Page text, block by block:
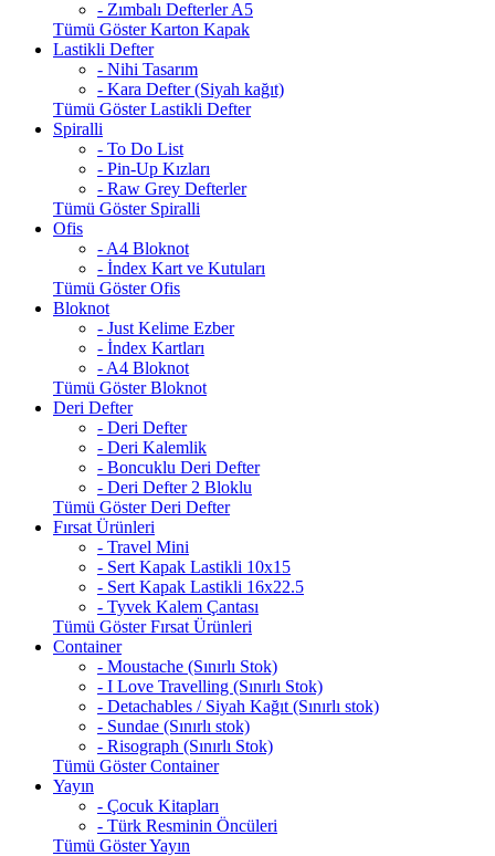
- Zımbalı Defterler A5
Tümü Göster Karton Kapak
Lastikli Defter
- Nihi Tasarım
- Kara Defter (Siyah kağıt)
Tümü Göster Lastikli Defter
Spiralli
- To Do List
- Pin-Up Kızları
- Raw Grey Defterler
Tümü Göster Spiralli
Ofis
- A4 Bloknot
- İndex Kart ve Kutuları
Tümü Göster Ofis
Bloknot
- Just Kelime Ezber
- İndex Kartları
- A4 Bloknot
Tümü Göster Bloknot
Deri Defter
- Deri Defter
- Deri Kalemlik
- Boncuklu Deri Defter
- Deri Defter 2 Bloklu
Tümü Göster Deri Defter
Fırsat Ürünleri
- Travel Mini
- Sert Kapak Lastikli 10x15
- Sert Kapak Lastikli 16x22.5
- Tyvek Kalem Çantası
Tümü Göster Fırsat Ürünleri
Container
- Moustache (Sınırlı Stok)
- I Love Travelling (Sınırlı Stok)
- Detachables / Siyah Kağıt (Sınırlı stok)
- Sundae (Sınırlı stok)
- Risograph (Sınırlı Stok)
Tümü Göster Container
Yayın
- Çocuk Kitapları
- Türk Resminin Öncüleri
Tümü Göster Yayın